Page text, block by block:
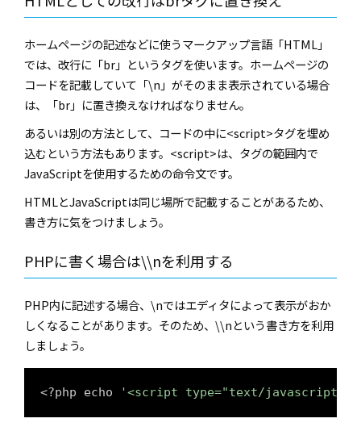
ホームページの記述などに使うマークアップ言語「HTML」
では、改行に「br」というタグを使います。ホームページの
コードを記載していて「\n」がそのまま表示されている場合
は、「br」に置き換えなければなりません。
あるいは別の方法として、コードの中に<script>タグを埋め
込むという方法もあります。<script>は、タグの範囲内で
JavaScriptを使用するための命令文です。
HTMLとJavaScriptは同じ場所で記載することがあるため、
書き方に気をつけましょう。
PHPに書く場合は\\nを利用する
PHP内に記述する場合、\nではエディタによって表示がおか
しくなることがあります。そのため、\\nという書き方を利用
しましょう。
<?php echo '<script type="text/